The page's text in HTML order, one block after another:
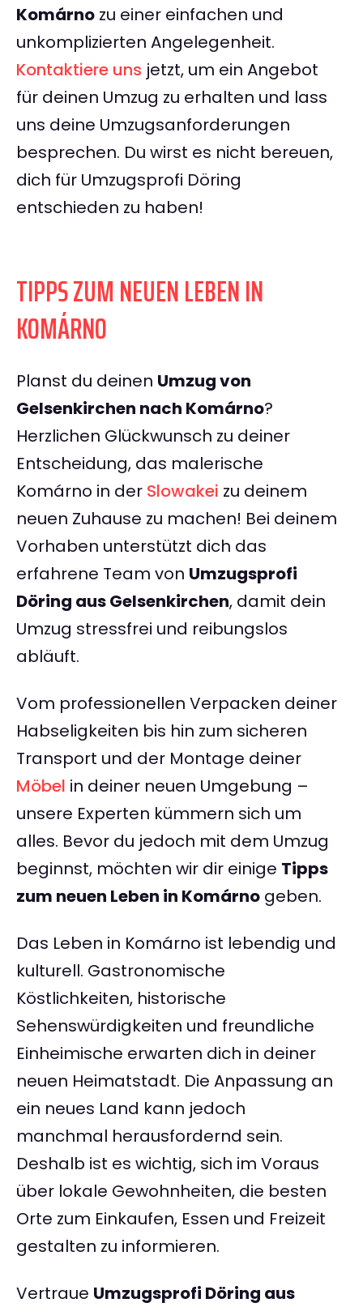
Komárno zu einer einfachen und
unkomplizierten Angelegenheit.
Kontaktiere uns jetzt, um ein Angebot
für deinen Umzug zu erhalten und lass
uns deine Umzugsanforderungen
besprechen. Du wirst es nicht bereuen,
dich für Umzugsprofi Döring
entschieden zu haben!
TIPPS ZUM NEUEN LEBEN IN
KOMÁRNO
Planst du deinen Umzug von
Gelsenkirchen nach Komárno?
Herzlichen Glückwunsch zu deiner
Entscheidung, das malerische
Komárno in der Slowakei zu deinem
neuen Zuhause zu machen! Bei deinem
Vorhaben unterstützt dich das
erfahrene Team von Umzugsprofi
Döring aus Gelsenkirchen, damit dein
Umzug stressfrei und reibungslos
abläuft.
Vom professionellen Verpacken deiner
Habseligkeiten bis hin zum sicheren
Transport und der Montage deiner
Möbel in deiner neuen Umgebung –
unsere Experten kümmern sich um
alles. Bevor du jedoch mit dem Umzug
beginnst, möchten wir dir einige Tipps
zum neuen Leben in Komárno geben.
Das Leben in Komárno ist lebendig und
kulturell. Gastronomische
Köstlichkeiten, historische
Sehenswürdigkeiten und freundliche
Einheimische erwarten dich in deiner
neuen Heimatstadt. Die Anpassung an
ein neues Land kann jedoch
manchmal herausfordernd sein.
Deshalb ist es wichtig, sich im Voraus
über lokale Gewohnheiten, die besten
Orte zum Einkaufen, Essen und Freizeit
gestalten zu informieren.
Vertraue Umzugsprofi Döring aus